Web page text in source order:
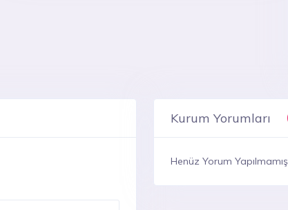
Kurum Yorumları
Henüz Yorum Yapılmamış